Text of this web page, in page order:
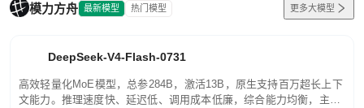
模力方舟 最新模型 热门模型 更多大模型
DeepSeek-V4-Flash-0731
高效轻量化MoE模型，总参284B，激活13B，原生支持百万超长上下
文能力。推理速度快、延迟低、调用成本低廉，综合能力均衡，主打